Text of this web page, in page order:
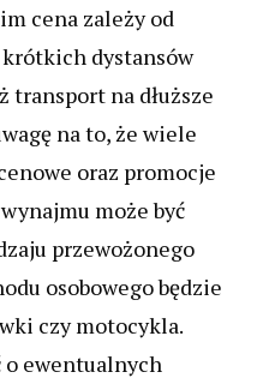
cena zależy od
dystansów
transport na dłuższe
na to, że wiele
oraz promocje
może być
przewożonego
osobowego będzie
czy motocykla.
o ewentualnych